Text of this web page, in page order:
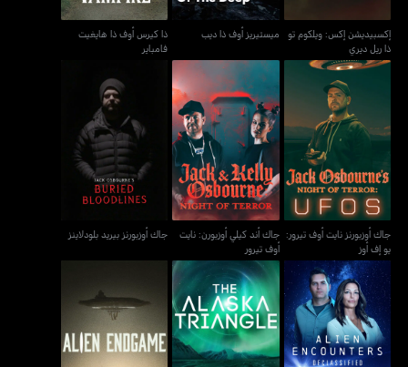
إكسبيديشن إكس: ويلكوم تو
ذا ريل ديري
ميستيريز أوف ذا ديب
ذا كيرس أوف ذا هايغيت
فامباير
جاك أوزبورنز نايت أوف
تيرور: يو إف أوز
جاك أوزبورنز نايت أوف تيرور:
يو إف أوز
جاك أند كيلي أوزبورن: نايت
أوف تيرور
جاك أند كيلي أوزبورن: نايت
أوف تيرور
جاك أوزبورنز بيريد بلودلاينز
جاك أوزبورنز بيريد بلودلاينز
ألين إنكاونترز: ديكلاسيفايد ذا ألاسكا تراينغل أليين أندغيم